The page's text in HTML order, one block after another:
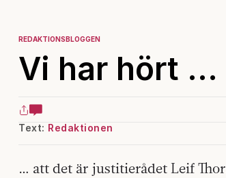
REDAKTIONSBLOGGEN
Vi har hört …
Text: Redaktionen
… att det är justitierådet Leif